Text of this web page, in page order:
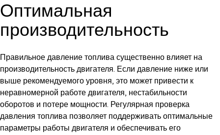
Оптимальная
производительность
Правильное давление топлива существенно влияет на
производительность двигателя. Если давление ниже или
выше рекомендуемого уровня, это может привести к
неравномерной работе двигателя, нестабильности
оборотов и потере мощности. Регулярная проверка
давления топлива позволяет поддерживать оптимальные
параметры работы двигателя и обеспечивать его